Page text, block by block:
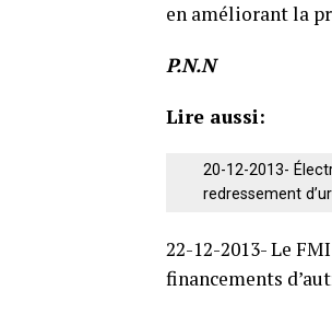
en améliorant la
P.N.N
Lire aussi:
20-12-2013-
redressement
22-12-2013- Le
financements